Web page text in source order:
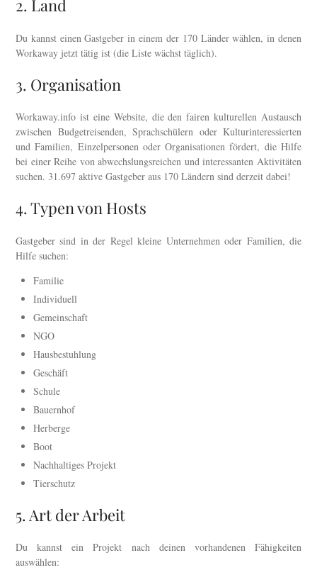
2. Land
Du kannst einen Gastgeber in einem der 170 Länder wählen, in denen
Workaway jetzt tätig ist (die Liste wächst täglich).
3. Organisation
Workaway.info ist eine Website, die den fairen kulturellen Austausch
zwischen Budgetreisenden, Sprachschülern oder Kulturinteressierten
und Familien, Einzelpersonen oder Organisationen fördert, die Hilfe
bei einer Reihe von abwechslungsreichen und interessanten Aktivitäten
suchen. 31.697 aktive Gastgeber aus 170 Ländern sind derzeit dabei!
4. Typen von Hosts
Gastgeber sind in der Regel kleine Unternehmen oder Familien, die
Hilfe suchen:
Familie
Individuell
Gemeinschaft
NGO
Hausbestuhlung
Geschäft
Schule
Bauernhof
Herberge
Boot
Nachhaltiges Projekt
Tierschutz
5. Art der Arbeit
Du kannst ein Projekt nach deinen vorhandenen Fähigkeiten
auswählen: